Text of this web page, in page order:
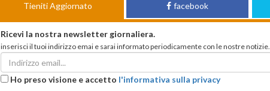
Tieniti Aggiornato facebook
Ricevi la nostra newsletter giornaliera.
inserisci il tuoi indirizzo emai e sarai informato periodicamente con le nostre notizie.
Ho preso visione e accetto l'informativa sulla privacy